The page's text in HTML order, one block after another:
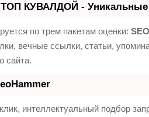
КУВАЛДОЙ - Уникальные
по трем пакетам оценки:
вечные ссылки, статьи,
сайта.
интеллектуальный подбор